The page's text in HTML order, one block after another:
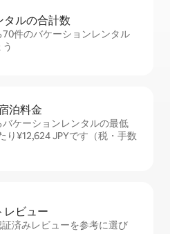
ル⁠の合⁠計⁠数
件のバケーションレンタル
泊⁠料⁠金
ケーションレンタルの最低
り¥12,624 JPYです（税・手数
レ⁠ビ⁠ュ⁠ー
済みレビューを参考に選び